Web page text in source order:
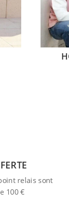
relais sont
100 €